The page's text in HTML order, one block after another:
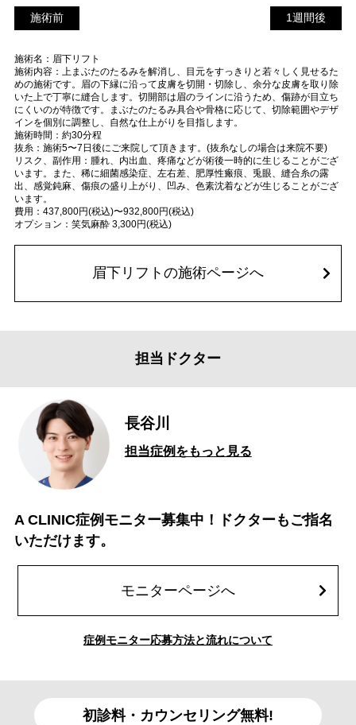
後
施術前 1週間後
施術名：眉下リフト
施術内容：上まぶたのたるみを解消し、目元をすっきりと若々しく見せるた
めの施術です。眉の下縁に沿って皮膚を切開・切除し、余分な皮膚を取り除
いた上で丁寧に縫合します。切開部は眉のラインに沿うため、傷跡が目立ち
にくいのが特徴です。まぶたのたるみ具合や骨格に応じて、切除範囲やデザ
インを個別に調整し、自然な仕上がりを目指します。
施術時間：約30分程
抜糸：施術5〜7日後にご来院して頂きます。(抜糸なしの場合は来院不要)
リスク、副作用：腫れ、内出血、疼痛などが術後一時的に生じることがござ
います。また、稀に細菌感染症、左右差、肥厚性瘢痕、兎眼、縫合糸の露
出、感覚鈍麻、傷痕の盛り上がり、凹み、色素沈着などが生じることがござ
います。
費用：437,800円(税込)〜932,800円(税込)
オプション：笑気麻酔 3,300円(税込)
眉下リフトの施術ページへ
担当ドクター
長谷川
担当症例をもっと見る
A CLINIC症例モニター募集中！ドクターもご指名
いただけます。
モニターページへ
症例モニター応募方法と流れについて
初診料・カウンセリング無料!